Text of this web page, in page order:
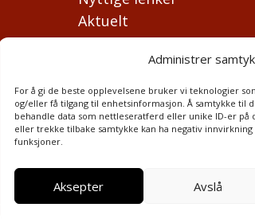
Administrer
For å gi de beste opplevelsene bruker vi teknologier
og/eller få tilgang til enhetsinformasjon. Å samtykke til
behandle data som nettleseratferd eller unike ID-er på
eller trekke tilbake samtykke kan ha negativ innvirkning
funksjoner.
Aksepter Avslå
Aktuelt
Kontakt oss
Haus